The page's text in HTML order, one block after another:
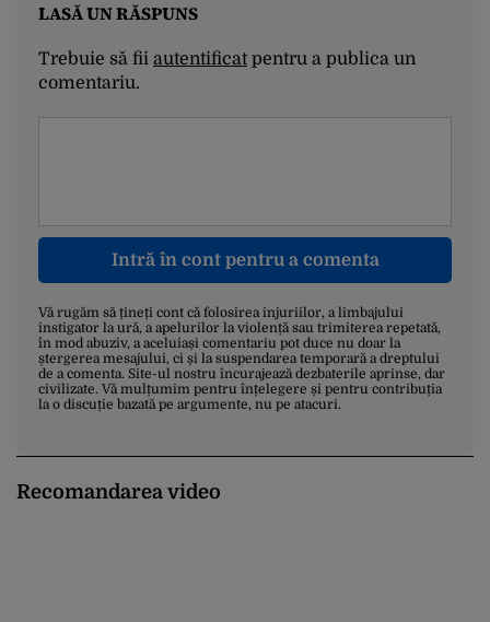
LASĂ UN RĂSPUNS
Trebuie să fii autentificatpentru a publica un
comentariu.
Intră în cont pentru a comenta
Vă rugăm să țineți cont că folosirea injuriilor, a limbajului
instigator la ură, a apelurilor la violență sau trimiterea repetată,
în mod abuziv, a aceluiași comentariu pot duce nu doar la
ștergerea mesajului, ci și la suspendarea temporară a dreptului
de a comenta. Site-ul nostru încurajează dezbaterile aprinse, dar
civilizate. Vă mulțumim pentru înțelegere și pentru contribuția
la o discuție bazată pe argumente, nu pe atacuri.
Recomandarea video